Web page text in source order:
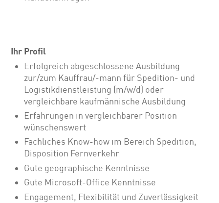
Ihr Profil
Erfolgreich abgeschlossene Ausbildung
zur/zum Kauffrau/-mann für Spedition- und
Logistikdienstleistung (m/w/d) oder
vergleichbare kaufmännische Ausbildung
Erfahrungen in vergleichbarer Position
wünschenswert
Fachliches Know-how im Bereich Spedition,
Disposition Fernverkehr
Gute geographische Kenntnisse
Gute Microsoft-Office Kenntnisse
Engagement, Flexibilität und Zuverlässigkeit